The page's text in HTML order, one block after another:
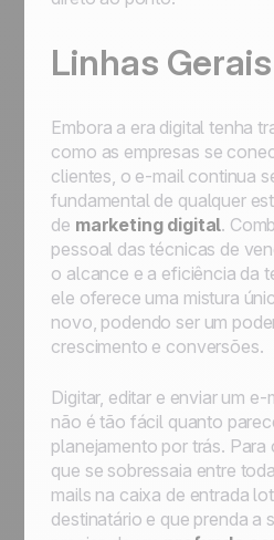
Linhas Gerais
Embora a era digital tenha
como as empresas se
clientes, o e-mail continua
fundamental de qualquer
de marketing digital.
pessoal das técnicas de
o alcance e a eficiência da
ele oferece uma mistura
novo, podendo ser um
crescimento e conversões.
Digitar, editar e enviar um
não é tão fácil quanto
planejamento por trás. Para
que se sobressaia entre
mails na caixa de entrada
destinatário e que prenda a